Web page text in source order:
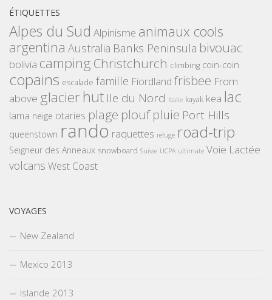
ÉTIQUETTES
Alpes du Sud Alpinisme animaux cools
argentina Australia Banks Peninsula bivouac
bolivia camping Christchurch climbing coin-coin
copains escalade famille Fiordland frisbee From
above glacierhut Ile du Nord Italie kayak kea lac
lama neige otaries plage plouf pluie Port Hills
queenstown rando raquettes refuge road-trip
Seigneur des Anneaux snowboard Suisse UCPA ultimate Voie Lactée
volcans West Coast
VOYAGES
New Zealand
Mexico 2013
Islande 2013